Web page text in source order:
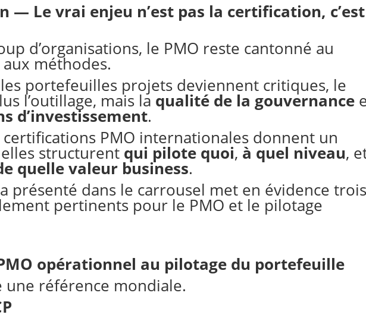
— Le vrai enjeu n’est pas la certification,
d’organisations, le PMO reste cantonné au
méthodes.
portefeuilles projets deviennent critiques, le
l’outillage, mais la qualité de la gouvernance
d’investissement.
certifications PMO internationales donnent un
structurent qui pilote quoi, à quel niveau,
quelle valeur business.
présenté dans le carrousel met en évidence
pertinents pour le PMO et le pilotage
opérationnel au pilotage du portefeuille
une référence mondiale.